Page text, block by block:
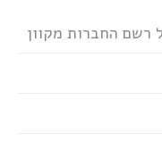
רשם החברות מקוון